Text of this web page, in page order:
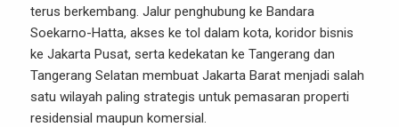
terus berkembang. Jalur penghubung ke Bandara
Soekarno-Hatta, akses ke tol dalam kota, koridor bisnis
ke Jakarta Pusat, serta kedekatan ke Tangerang dan
Tangerang Selatan membuat Jakarta Barat menjadi salah
satu wilayah paling strategis untuk pemasaran properti
residensial maupun komersial.